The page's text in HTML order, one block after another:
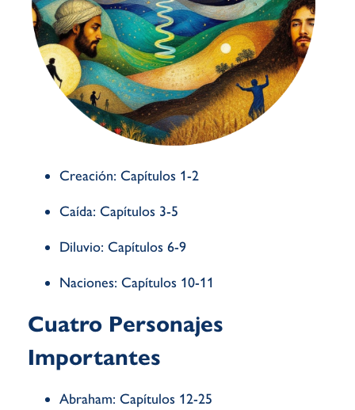
Creación: Capítulos 1-2
Caída: Capítulos 3-5
Diluvio: Capítulos 6-9
Naciones: Capítulos 10-11
Cuatro Personajes
Importantes
Abraham: Capítulos 12-25